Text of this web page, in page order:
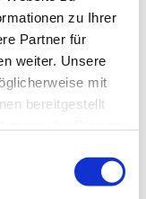
zu Ihrer
Partner für
weiter. Unsere
mit
bereitgestellt